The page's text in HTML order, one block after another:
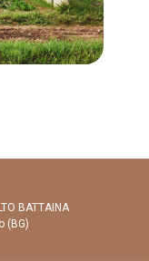
BATTAINA
(BG)